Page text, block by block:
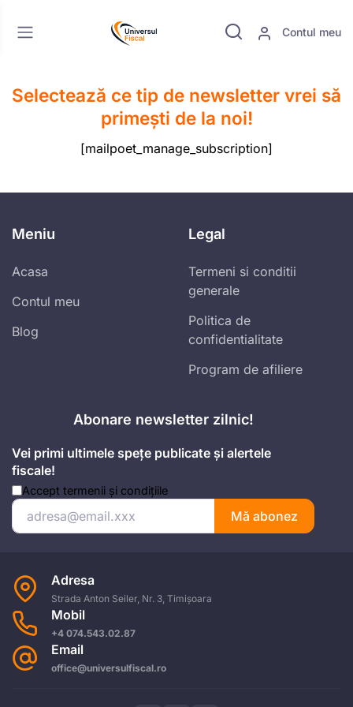
Contul meu
Selectează ce tip de newsletter vrei să
primești de la noi!
[mailpoet_manage_subscription]
Meniu
Acasa
Contul meu
Blog
Legal
Termeni si conditii
generale
Politica de
confidentialitate
Program de afiliere
Abonare newsletter zilnic!
Vei primi ultimele spețe publicate și alertele
fiscale!
Accept termenii și condițiile
Mă abonez
Adresa
Strada Anton Seiler, Nr. 3, Timișoara
Mobil
+4 074.543.02.87
Email
office@universulfiscal.ro